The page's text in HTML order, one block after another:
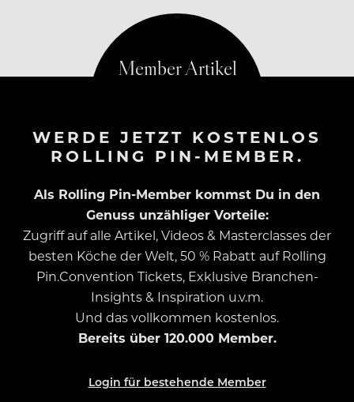
Genau hier setzt der Schlaf-Tourismus an:
WERDE JETZT KOSTENLOS
ROLLING PIN-MEMBER.
Als Rolling Pin-Member kommst Du in den
Genuss unzähliger Vorteile:
Zugriff auf alle Artikel, Videos & Masterclasses der
besten Köche der Welt, 50 % Rabatt auf Rolling
Pin.Convention Tickets, Exklusive Branchen-
Insights & Inspiration u.v.m.
Und das vollkommen kostenlos.
Bereits über 120.000 Member.
Login für bestehende Member